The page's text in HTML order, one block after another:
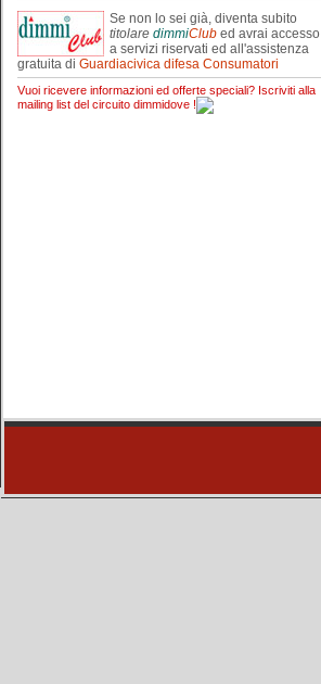
Se non lo sei già, diventa subito
titolare dimmiClub ed avrai accesso
a servizi riservati ed all'assistenza
gratuita di Guardiacivica difesa Consumatori
Vuoi ricevere informazioni ed offerte speciali? Iscriviti alla
mailing list del circuito dimmidove !